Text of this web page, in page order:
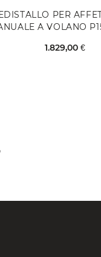
PER
A VOLANO
1.829,00 €